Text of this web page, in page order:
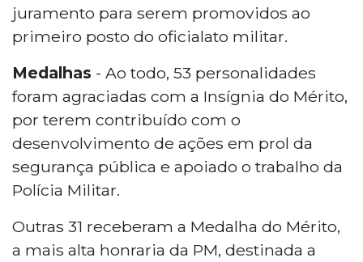
juramento para serem promovidos ao
primeiro posto do oficialato militar.
Medalhas - Ao todo, 53 personalidades
foram agraciadas com a Insígnia do Mérito,
por terem contribuído com o
desenvolvimento de ações em prol da
segurança pública e apoiado o trabalho da
Polícia Militar.
Outras 31 receberam a Medalha do Mérito,
a mais alta honraria da PM, destinada a